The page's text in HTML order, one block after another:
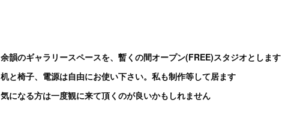
余韻のギャラリースペースを、暫くの間オープン(FREE)スタジオとします
机と椅子、電源は自由にお使い下さい。私も制作等して居ます
気になる方は一度観に来て頂くのが良いかもしれません